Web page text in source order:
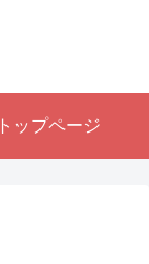
トップページ